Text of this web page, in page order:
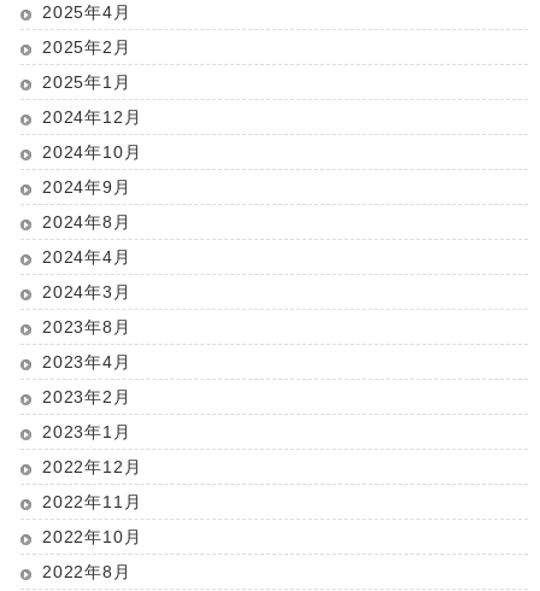
2025年4月
2025年2月
2025年1月
2024年12月
2024年10月
2024年9月
2024年8月
2024年4月
2024年3月
2023年8月
2023年4月
2023年2月
2023年1月
2022年12月
2022年11月
2022年10月
2022年8月